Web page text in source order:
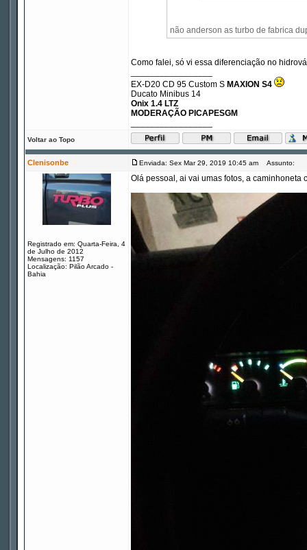
não anderson as turbo de fabrica
Como falei, só vi essa diferenciação no
EX-D20 CD 95 Custom S MAXION S4
Ducato Minibus 14
Onix 1.4 LTZ
MODERAÇÃO PICAPESGM
Voltar ao Topo
Clenisonbe Enviada: Sex Mar 29, 2019 10:45 am Assunto:
Registrado em: Quarta-Feira, 4
de Julho de 2012
Mensagens: 1157
Localização: Pilão Arcado -
Bahia
Olá pessoal, ai vai umas fotos, a caminhoneta